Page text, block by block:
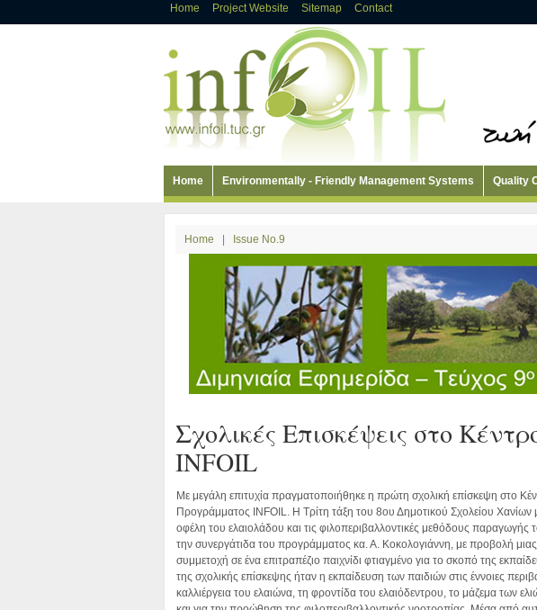
Home Project Website Sitemap Contact
Home Environmentally - Friendly Management Systems Quality
Home Issue No.9
Σχολικές Επισκέψεις στο
INFOIL
Με μεγάλη επιτυχία πραγματοποιήθηκε η πρώτη σχολική επίσκεψη στο
Προγράμματος INFOIL. Η Τρίτη τάξη του 8ου Δημοτικού Σχολείου
οφέλη του ελαιολάδου και τις φιλοπεριβαλλοντικές μεθόδους
την συνεργάτιδα του προγράμματος κα. Α. Κοκολογιάννη, με προβολή μιας
συμμετοχή σε ένα επιτραπέζιο παιχνίδι φτιαγμένο για το σκοπό της
της σχολικής επίσκεψης ήταν η εκπαίδευση των παιδιών στις έννοιες
καλλιέργεια του ελαιώνα, τη φροντίδα του ελαιόδεντρου, το μάζεμα των